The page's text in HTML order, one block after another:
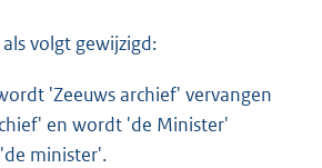
volgt gewijzigd:
'Zeeuws archief' vervangen
en wordt 'de Minister'
minister'.